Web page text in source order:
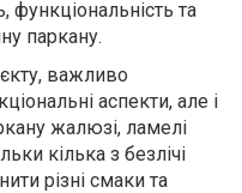
функціональність та
паркану.
важливо
аспекти, але і
жалюзі, ламелі
кілька з безлічі
різні смаки та